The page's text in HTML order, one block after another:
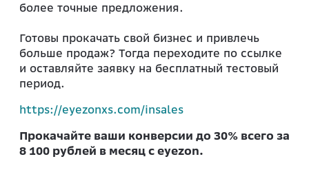
более точные предложения.
Готовы прокачать свой бизнес и привлечь
больше продаж? Тогда переходите по ссылке
и оставляйте заявку на бесплатный тестовый
период.
https://eyezonxs.com/insales
Прокачайте ваши конверсии до 30% всего за
8 100 рублей в месяц с eyezon.